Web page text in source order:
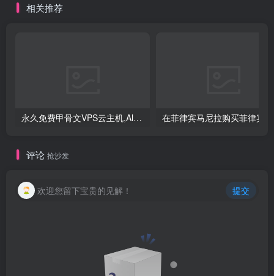
相关推荐
永久免费甲骨文VPS云主机,Always free,500Mpbs带宽,长期免费云主机
评论 抢沙发
欢迎您留下宝贵的见解！ 提交